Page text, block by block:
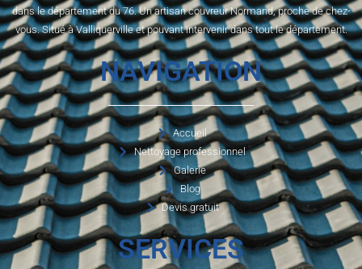
dans le département du 76. Un artisan couvreur Normand, proche de chez-
vous. Situé à Valliquerville et pouvant intervenir dans tout le département.
NAVIGATION
Accueil
Nettoyage professionnel
Galerie
Blog
Devis gratuit
SERVICES